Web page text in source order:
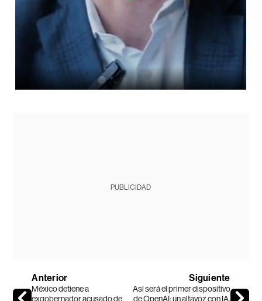
PUBLICIDAD
Anterior
México detiene a
exgobernador acusado de
Siguiente
Así será el primer dispositivo
de OpenAI: un altavoz con IA,